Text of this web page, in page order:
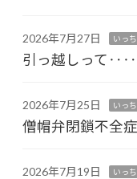
2026年7月27日 いっ
引っ越しって‥‥
2026年7月25日 いっ
僧帽弁閉鎖不全症
2026年7月19日 いっ